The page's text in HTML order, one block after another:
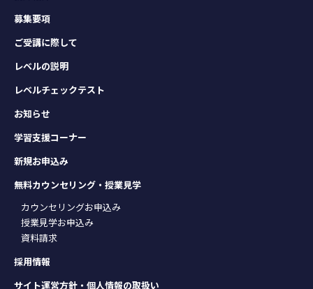
募集要項
ご受講に際して
レベルの説明
レベルチェックテスト
お知らせ
学習支援コーナー
新規お申込み
無料カウンセリング・授業見学
カウンセリングお申込み
授業見学お申込み
資料請求
採用情報
サイト運営方針・個人情報の取扱い